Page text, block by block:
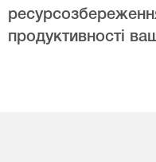
продуктивності